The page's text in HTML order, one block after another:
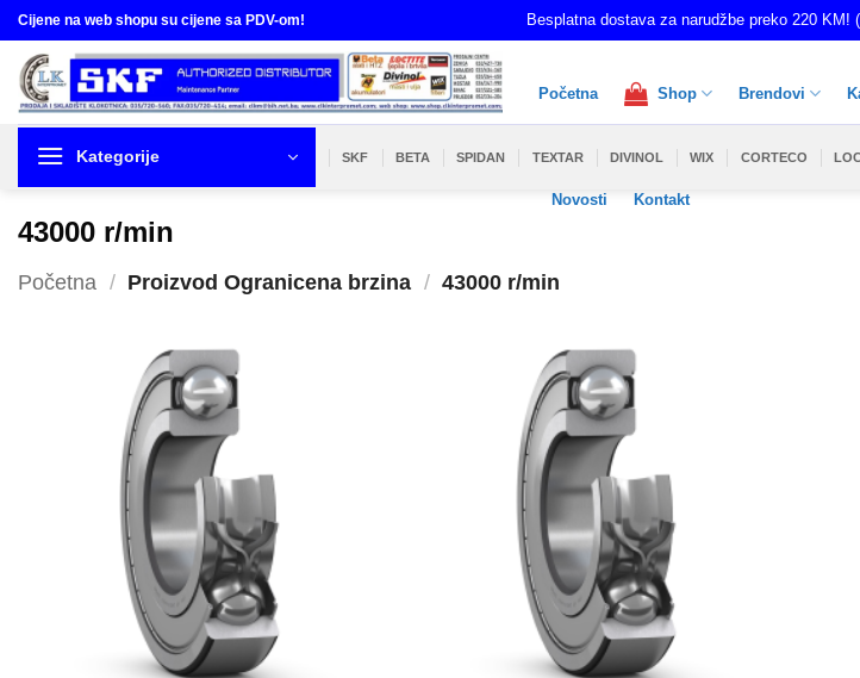
Skip
to
content
Cijene na web shopu su cijene sa PDV-om! Besplatna dostava za narudžbe preko 220 KM!
Početna Shop Brendovi
Novosti Kontakt
Kategorije SKF BETA SPIDAN TEXTAR DIVINOL WIX CORTECO
43000 r/min
Početna / Proizvod Ogranicena brzina / 43000 r/min